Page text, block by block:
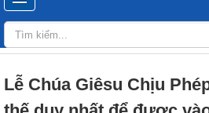
Lễ Chúa Giêsu Chịu